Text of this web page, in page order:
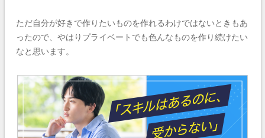
ただ自分が好きで作りたいものを作れるわけではないときもあ
ったので、やはりプライベートでも色んなものを作り続けたい
なと思います。